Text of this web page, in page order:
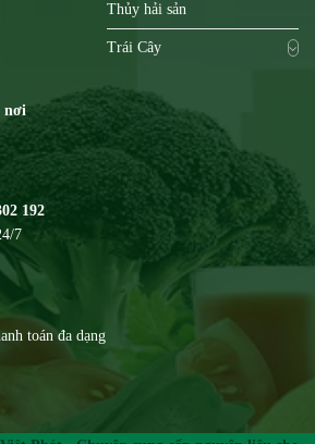
Thủy hải sản
Trái Cây
nơi
192
7
toán đa dạng